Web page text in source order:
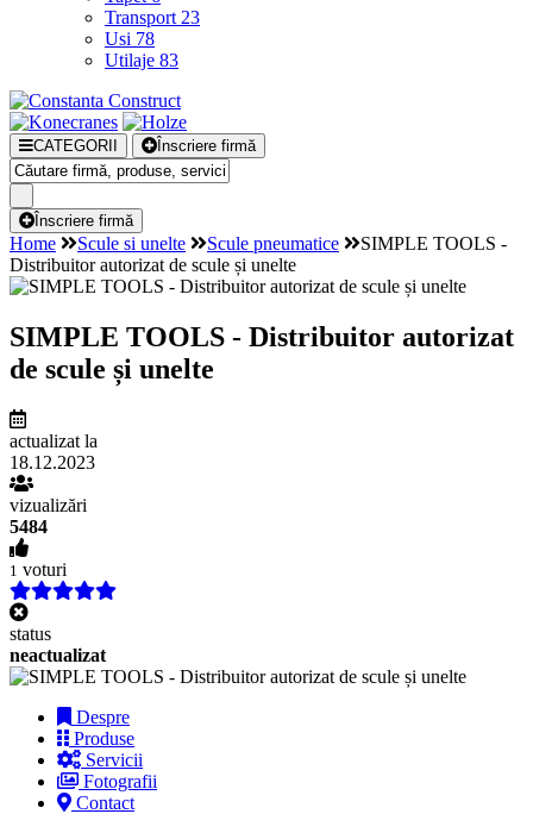
Transport 23
Usi 78
Utilaje 83
CATEGORII Înscriere firmă
Înscriere firmă
Home Scule si unelte Scule pneumatice
SIMPLE TOOLS -
Distribuitor autorizat de scule și unelte
SIMPLE TOOLS - Distribuitor autorizat
de scule și unelte
actualizat la
18.12.2023
vizualizări
5484
1 voturi
status
neactualizat
Despre
Produse
Servicii
Fotografii
Contact